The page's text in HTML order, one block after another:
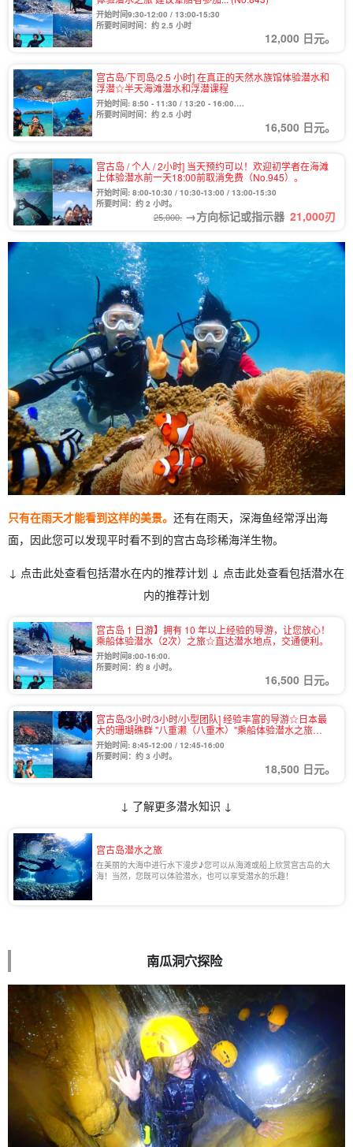
开始时间9:30-12:00 / 13:00-15:30
所要时间时间：约 2.5 小时
12,000 日元。
宫古岛/下司岛/2.5 小时] 在真正的天然水族馆体验潜水和
浮潜☆半天海滩潜水和浮潜课程
开始时间: 8:50 - 11:30 / 13:20 - 16:00.
从 11 月到次年 3 月，从上午 9:50 到中午 12:30。
所要时间时间：约 2.5 小时
16,500 日元。
宫古岛 / 个人 / 2小时] 当天预约可以！欢迎初学者在海滩
上体验潜水前一天18:00前取消免费（No.945）。
开始时间: 8:00-10:30 / 10:30-13:00 / 13:00-15:30
所要时间：约 2 小时。
25,000. →方向标记或指示器 21,000刃
只有在雨天才能看到这样的美景。 还有在雨天，深海鱼经常浮出海
面，因此您可以发现平时看不到的宫古岛珍稀海洋生物。
↓ 点击此处查看包括潜水在内的推荐计划 ↓ 点击此处查看包括潜水在
内的推荐计划
宫古岛 1 日游】拥有 10 年以上经验的导游，让您放心！
乘船体验潜水（2次）之旅☆直达潜水地点，交通便利。
开始时间8:00-16:00.
所要时间：约 8 小时。
16,500 日元。
宫古岛/3小时/3小时/小型团队] 经验丰富的导游☆日本最
大的珊瑚礁群 "八重濑（八重木）"乘船体验潜水之旅
（No.976）
开始时间: 8:45-12:00 / 12:45-16:00
所要时间：约 3 小时。
18,500 日元。
↓ 了解更多潜水知识 ↓
宫古岛潜水之旅
在美丽的大海中进行水下漫步♪您可以从海滩或船上欣赏宫古岛的大
海！当然，您既可以体验潜水，也可以享受潜水的乐趣！
南瓜洞穴探险